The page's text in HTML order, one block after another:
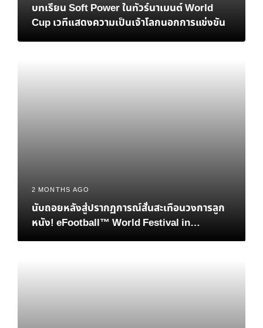
บทเรียน Soft Power ในทัวร์นาเมนต์ World
Cup เวทีแสดงความเป็นเจ้าโลกนอกการแข่งขัน
2 MONTHS AGO
นับถอยหลังสู่ปรากฏการณ์สั่นสะเทือนวงการลูก
หนัง! eFootball™ World Festival in
Bangkok เมื่อตำนาน “เวย์น รูนีย์” และอนาคต